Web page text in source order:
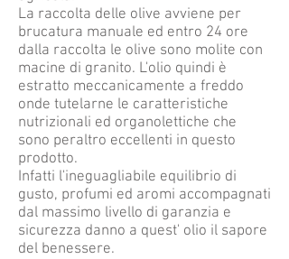
La raccolta delle olive avviene per
brucatura manuale ed entro 24 ore
dalla raccolta le olive sono molite con
macine di granito. L'olio quindi è
estratto meccanicamente a freddo
onde tutelarne le caratteristiche
nutrizionali ed organolettiche che
sono peraltro eccellenti in questo
prodotto.
Infatti l'ineguagliabile equilibrio di
gusto, profumi ed aromi accompagnati
dal massimo livello di garanzia e
sicurezza danno a quest' olio il sapore
del benessere.